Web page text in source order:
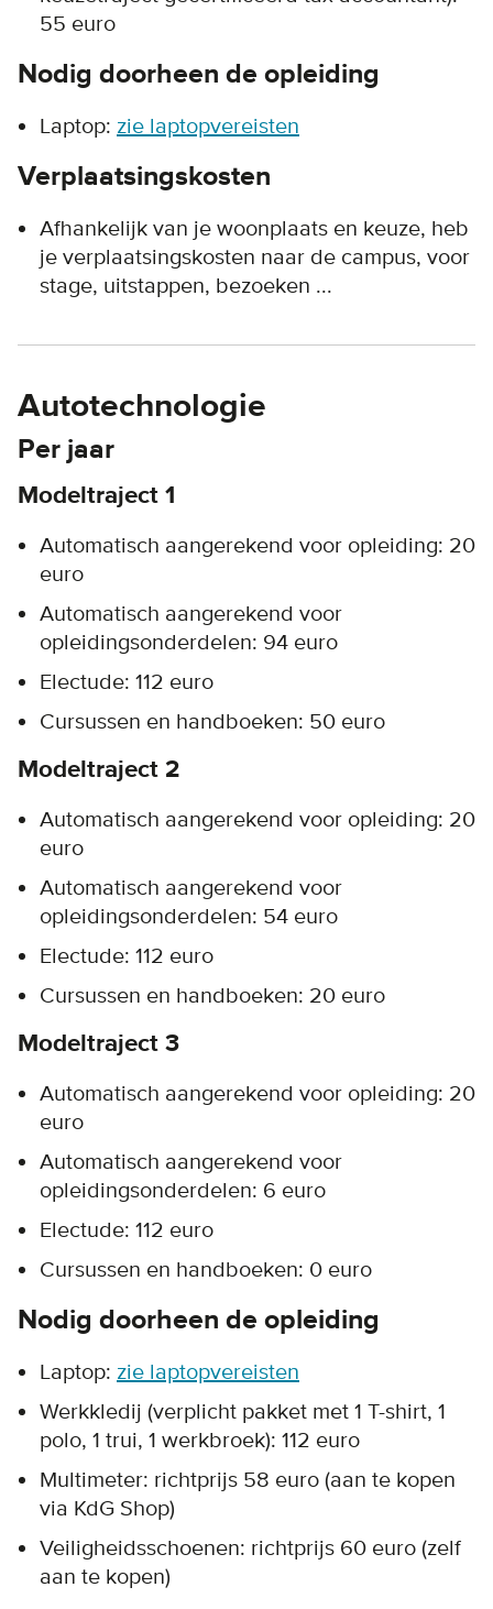
55 euro
Nodig doorheen de opleiding
Laptop: zie laptopvereisten
Verplaatsingskosten
Afhankelijk van je woonplaats en keuze, heb
je verplaatsingskosten naar de campus, voor
stage, uitstappen, bezoeken ...
Autotechnologie
Per jaar
Modeltraject 1
Automatisch aangerekend voor opleiding: 20
euro
Automatisch aangerekend voor
opleidingsonderdelen: 94 euro
Electude: 112 euro
Cursussen en handboeken: 50 euro
Modeltraject 2
Automatisch aangerekend voor opleiding: 20
euro
Automatisch aangerekend voor
opleidingsonderdelen: 54 euro
Electude: 112 euro
Cursussen en handboeken: 20 euro
Modeltraject 3
Automatisch aangerekend voor opleiding: 20
euro
Automatisch aangerekend voor
opleidingsonderdelen: 6 euro
Electude: 112 euro
Cursussen en handboeken: 0 euro
Nodig doorheen de opleiding
Laptop: zie laptopvereisten
Werkkledij (verplicht pakket met 1 T-shirt, 1
polo, 1 trui, 1 werkbroek): 112 euro
Multimeter: richtprijs 58 euro (aan te kopen
via KdG Shop)
Veiligheidsschoenen: richtprijs 60 euro (zelf
aan te kopen)